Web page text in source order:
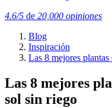
4.6/5 de 20,000 opiniones
Blog
Inspiración
Las 8 mejores
Las 8 mejores
sol sin riego